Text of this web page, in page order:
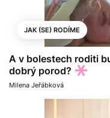
JAK (SE) RODÍME
A v bolestech roditi
dobrý porod?
Milena Jeřábková